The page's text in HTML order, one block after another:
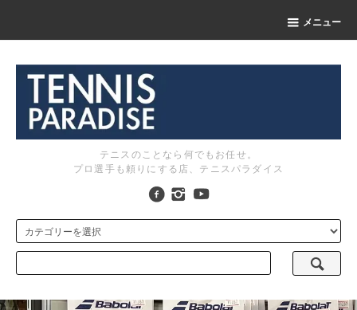
メニュー
テニスのことなら何でもお任せ。
プロ選手も頼りにする店、テニスパラダイス